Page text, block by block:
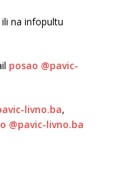
na infopultu
posao @pavic-
livno.ba,
@pavic-livno.ba